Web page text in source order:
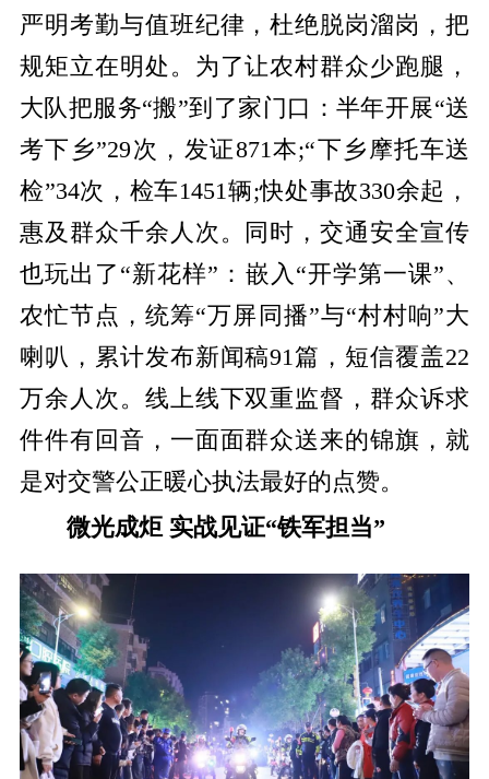
严明考勤与值班纪律，杜绝脱岗溜岗，把
规矩立在明处。为了让农村群众少跑腿，
大队把服务“搬”到了家门口：半年开展“送
考下乡”29次，发证871本;“下乡摩托车送
检”34次，检车1451辆;快处事故330余起，
惠及群众千余人次。同时，交通安全宣传
也玩出了“新花样”：嵌入“开学第一课”、
农忙节点，统筹“万屏同播”与“村村响”大
喇叭，累计发布新闻稿91篇，短信覆盖22
万余人次。线上线下双重监督，群众诉求
件件有回音，一面面群众送来的锦旗，就
是对交警公正暖心执法最好的点赞。
微光成炬 实战见证“铁军担当”